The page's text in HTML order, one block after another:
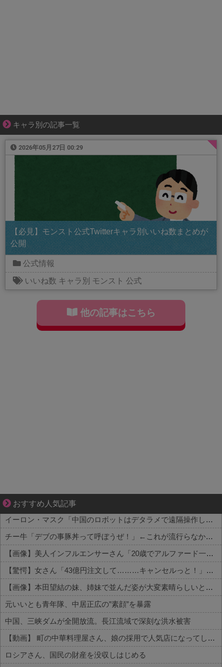
キャラ別の記事一覧
2026年05月27日 00:29
【必見】モンスト公式Twitterキャラ別いいね数まとめが
公開
公式情報
いいね数 キャラ別 モンスト 公式
他の記事はこちら
おすすめ人気記事
小さなすれ違いが、夫を追い詰めていく
イーロン・マスク「中国のロボットはデタラメで遠隔操作してるだけ」
チー牛「デブの事豚丼って呼ぼうぜ！」←これが流行らなかった理由
【画像】美人インフルエンサーさん「20歳でアルファード一括で買えちゃう私って素敵」←これってガチなん？それともネタなん？w w w w w w w w w
【驚愕】女さん「43億円注文して………キャンセルっと！」←こいつの目的って一体なんなの？？？？？？？
【画像】本田望結の妹、姉妹で並んだ姿が大変素晴らしいと話題にw w w w w w w
元いいとも青年隊、中居正広の”素顔”を暴露
中国、三峡ダムが全開放流。長江流域で深刻な洪水被害
【動画】 町の中華料理屋さん、娘の採用で人気店になってしまう
ロシアさん、国民の財産を没収しはじめる